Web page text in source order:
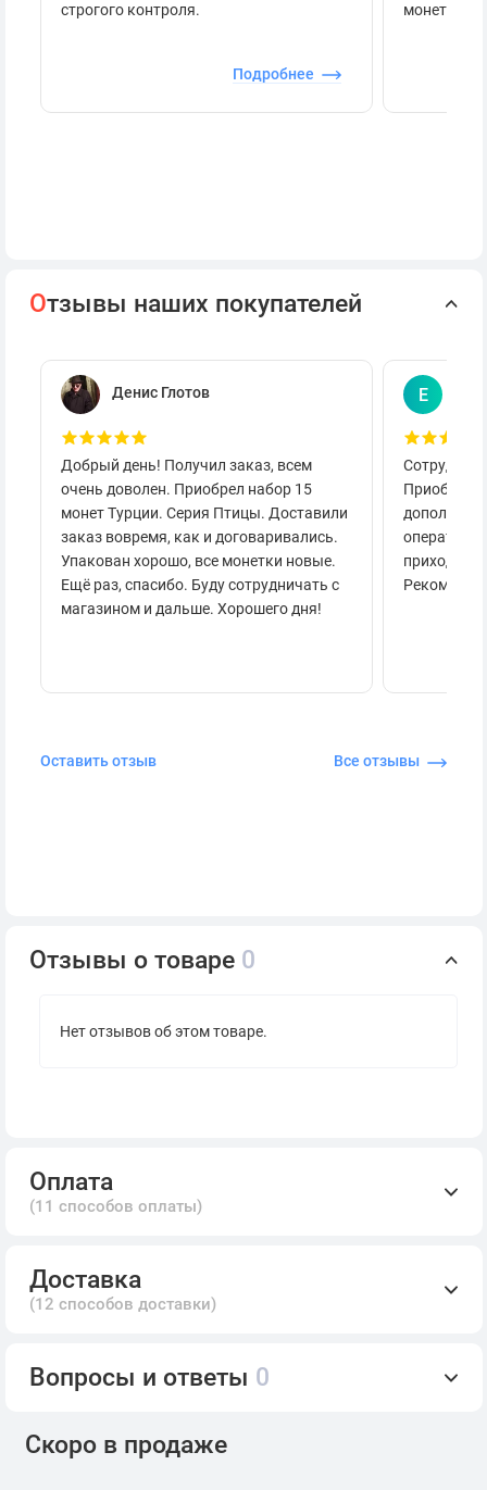
строгого контроля.
Подробнее
монеты.
Отзывы наших покупателей
Денис Глотов
Добрый день! Получил заказ, всем
очень доволен. Приобрел набор 15
монет Турции. Серия Птицы. Доставили
заказ вовремя, как и договаривались.
Упакован хорошо, все монетки новые.
Ещё раз, спасибо. Буду сотрудничать с
магазином и дальше. Хорошего дня!
Е
приходило
Оставить отзыв Все отзывы
Отзывы о товаре 0
Нет отзывов об этом товаре.
Оплата
(11 способов оплаты)
Доставка
(12 способов доставки)
Вопросы и ответы 0
Скоро в продаже